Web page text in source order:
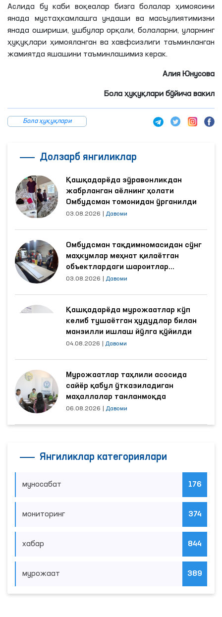
Аслида бу каби воқеалар бизга болалар ҳимоясини
янада мустаҳкамлашга ундаши ва масъулиятимизни
янада ошириши, ушбулар орқали, болаларни, уларнинг
ҳуқуқлари ҳимояланган ва хавфсизлиги таъминланган
жамиятда яшашини таъминлашимиз керак.
Алия Юнусова
Бола ҳуқуқлари бўйича вакил
Бола ҳуқуқлари
Долзарб янгиликлар
Қашқадарёда зўравонликдан
жабрланган аёлнинг ҳолати
Омбудсман томонидан ўрганилди
03.08.2026 Давоми
Омбудсман тақдимномасидан сўнг
маҳкумлар меҳнат қилаётган
объектлардаги шароитлар
яхшиланди
03.08.2026 Давоми
Қашқадарёда мурожаатлар кўп
келиб тушаётган ҳудудлар билан
манзилли ишлаш йўлга қўйилди
04.08.2026 Давоми
Мурожаатлар таҳлили асосида
сайёр қабул ўтказиладиган
маҳаллалар танланмоқда
06.08.2026 Давоми
Янгиликлар категориялари
муносабат 176
мониторинг 374
хабар 844
мурожаат 389